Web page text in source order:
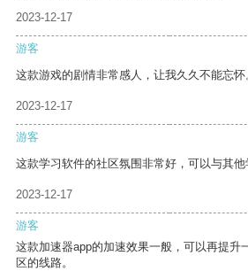
2023-12-17
游客
这款游戏的剧情非常感人，让我久久不能忘怀
2023-12-17
游客
这款学习软件的社区氛围非常好，可以与其他
2023-12-17
游客
这款加速器app的加速效果一般，可以再提升
区的线路。